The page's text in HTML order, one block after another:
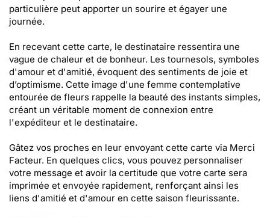
particulière peut apporter un sourire et égayer une
journée.
En recevant cette carte, le destinataire ressentira une
vague de chaleur et de bonheur. Les tournesols, symboles
d'amour et d'amitié, évoquent des sentiments de joie et
d’optimisme. Cette image d'une femme contemplative
entourée de fleurs rappelle la beauté des instants simples,
créant un véritable moment de connexion entre
l'expéditeur et le destinataire.
Gâtez vos proches en leur envoyant cette carte via Merci
Facteur. En quelques clics, vous pouvez personnaliser
votre message et avoir la certitude que votre carte sera
imprimée et envoyée rapidement, renforçant ainsi les
liens d'amitié et d'amour en cette saison fleurissante.